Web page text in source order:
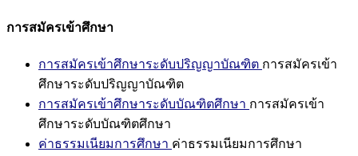
การสมัครเข้าศึกษา
การสมัครเข้าศึกษาระดับปริญญาบัณฑิต การสมัครเข้า
ศึกษาระดับปริญญาบัณฑิต
การสมัครเข้าศึกษาระดับบัณฑิตศึกษา การสมัครเข้า
ศึกษาระดับบัณฑิตศึกษา
ค่าธรรมเนียมการศึกษา ค่าธรรมเนียมการศึกษา